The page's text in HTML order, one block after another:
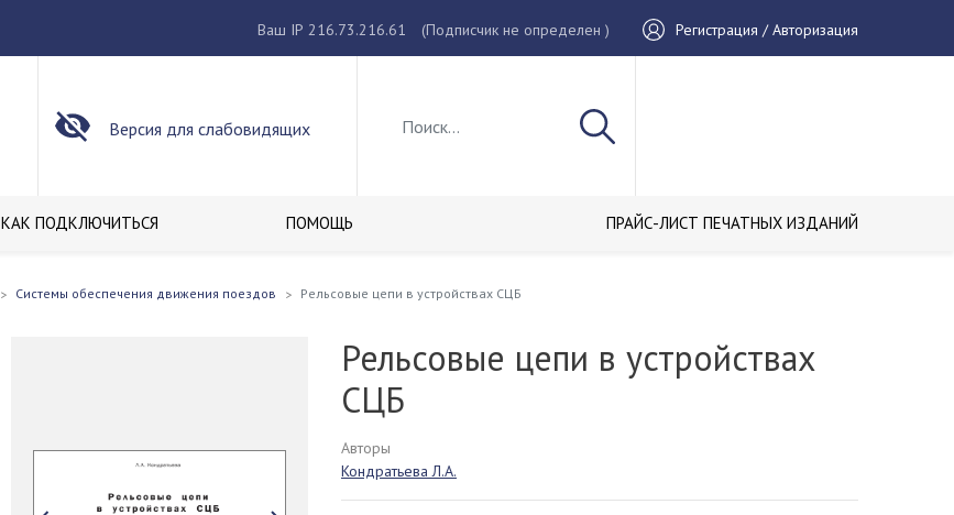
Ваш IP 216.73.216.61 (Подписчик не определен ) Регистрация / Авторизация
Версия для слабовидящих
КАК ПОДКЛЮЧИТЬСЯ ПОМОЩЬ ПРАЙС-ЛИСТ ПЕЧАТНЫХ ИЗДАНИЙ
Системы обеспечения движения поездов Рельсовые цепи в устройствах СЦБ
Рельсовые цепи в устройствах
СЦБ
Авторы
Кондратьева Л.А.